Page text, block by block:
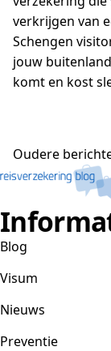
verkrijgen van
Schengen
jouw
komt en kost
Oudere
Blog
Visum
Nieuws
Preventie